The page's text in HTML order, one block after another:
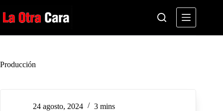
al
contenido
Producción
24 agosto, 2024 3 mins